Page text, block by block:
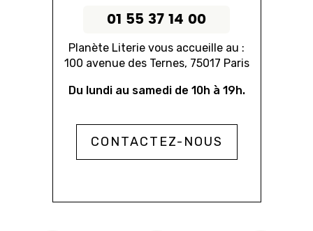
01 55 37 14 00
Planète Literie vous accueille au :
100 avenue des Ternes, 75017 Paris
Du lundi au samedi de 10h à 19h.
CONTACTEZ-NOUS